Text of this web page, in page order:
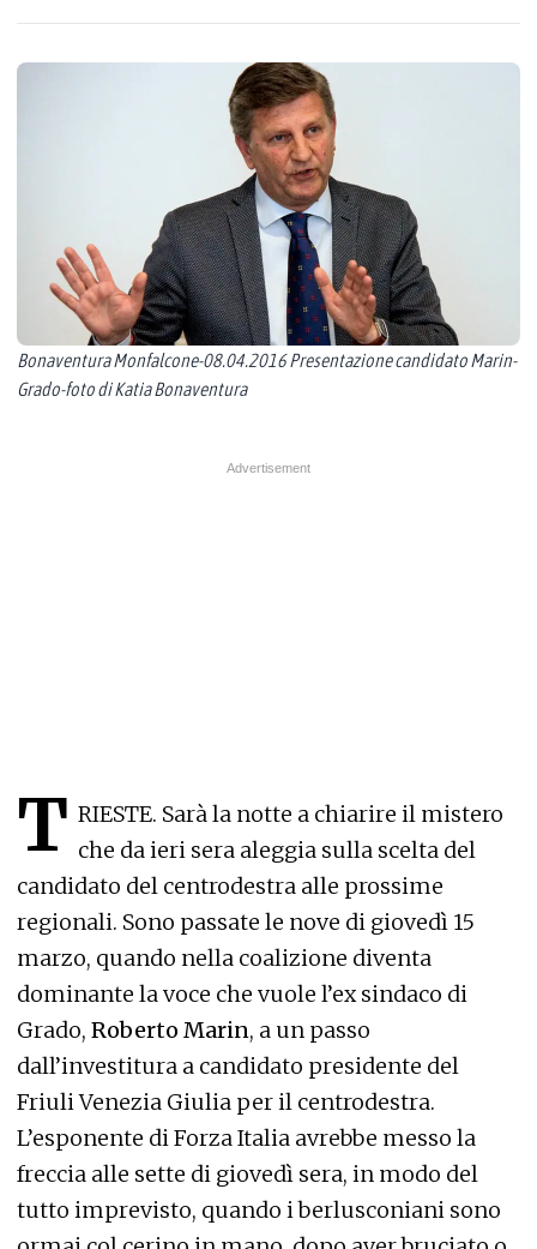
Bonaventura Monfalcone-08.04.2016 Presentazione candidato Marin-
Grado-foto di Katia Bonaventura
T RIESTE. Sarà la notte a chiarire il mistero
che da ieri sera aleggia sulla scelta del
candidato del centrodestra alle prossime
regionali. Sono passate le nove di giovedì 15
marzo, quando nella coalizione diventa
dominante la voce che vuole l’ex sindaco di
Grado, Roberto Marin, a un passo
dall’investitura a candidato presidente del
Friuli Venezia Giulia per il centrodestra.
L’esponente di Forza Italia avrebbe messo la
freccia alle sette di giovedì sera, in modo del
tutto imprevisto, quando i berlusconiani sono